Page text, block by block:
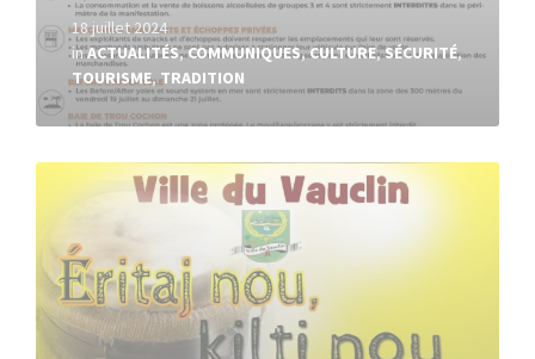
18 juillet 2024
inACTUALITÉS,COMMUNIQUES,CULTURE,SÉCURITÉ,
TOURISME,TRADITION
Read